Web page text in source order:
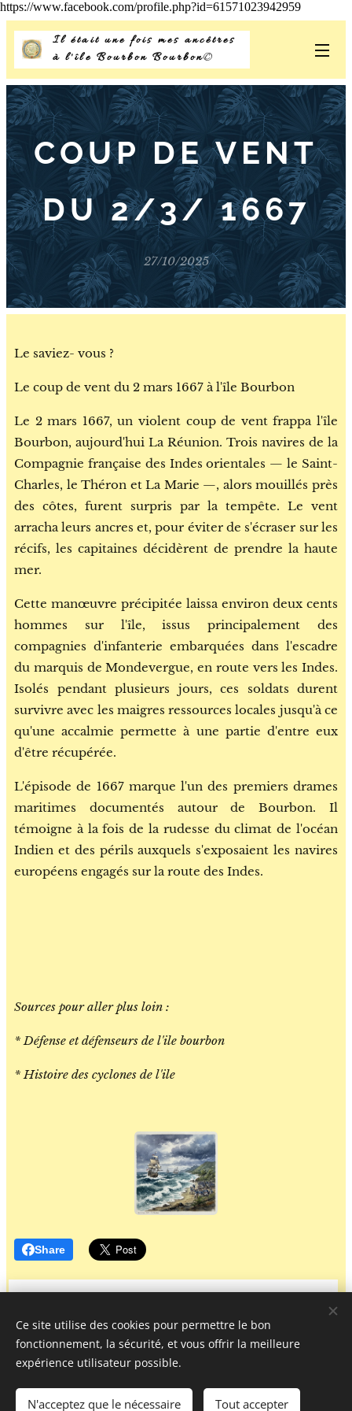
https://www.facebook.com/profile.php?id=61571023942959
Il était une fois mes ancêtres
à l'île Bourbon Bourbon©
COUP DE VENT
DU 2/3/ 1667
27/10/2025
Le saviez- vous ?
Le coup de vent du 2 mars 1667 à l'île Bourbon
Le 2 mars 1667, un violent coup de vent frappa l'île
Bourbon, aujourd'hui La Réunion. Trois navires de la
Compagnie française des Indes orientales — le Saint-
Charles, le Théron et La Marie —, alors mouillés près
des côtes, furent surpris par la tempête. Le vent
arracha leurs ancres et, pour éviter de s'écraser sur les
récifs, les capitaines décidèrent de prendre la haute
mer.
Cette manœuvre précipitée laissa environ deux cents
hommes sur l'île, issus principalement des
compagnies d'infanterie embarquées dans l'escadre
du marquis de Mondevergue, en route vers les Indes.
Isolés pendant plusieurs jours, ces soldats durent
survivre avec les maigres ressources locales jusqu'à ce
qu'une accalmie permette à une partie d'entre eux
d'être récupérée.
L'épisode de 1667 marque l'un des premiers drames
maritimes documentés autour de Bourbon. Il
témoigne à la fois de la rudesse du climat de l'océan
Indien et des périls auxquels s'exposaient les navires
européens engagés sur la route des Indes.
Sources pour aller plus loin :
* Défense et défenseurs de l'ile bourbon
* Histoire des cyclones de l'ile
Share
IL ETAIT UNE FOIS MES ANCETRES A
L' ILE BOURBON
-« Tous droits réservés »
Ce site utilise des cookies pour permettre le bon
fonctionnement, la sécurité, et vous offrir la meilleure
expérience utilisateur possible.
N'acceptez que le nécessaire Tout accepter